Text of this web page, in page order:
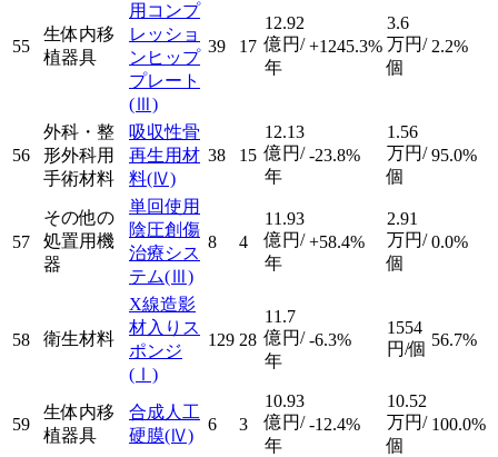
55
生体内移
植器具
用コンプ
レッショ
ンヒップ
プレート
(Ⅲ)
39 17
12.92
億円/
年
+1245.3%
3.6
万円/
個
2.2%
56
外科・整
形外科用
手術材料
吸収性骨
再生用材
料(Ⅳ)
38 15
12.13
億円/
年
-23.8%
1.56
万円/
個
95.0%
57
その他の
処置用機
器
単回使用
陰圧創傷
治療シス
テム(Ⅲ)
8 4
11.93
億円/
年
+58.4%
2.91
万円/
個
0.0%
58 衛生材料
X線造影
材入りス
ポンジ
(Ⅰ)
129 28
11.7
億円/
年
-6.3%
1554
円/個 56.7%
59
生体内移
植器具
合成人工
硬膜(Ⅳ)
6 3
10.93
億円/
年
-12.4%
10.52
万円/
個
100.0%